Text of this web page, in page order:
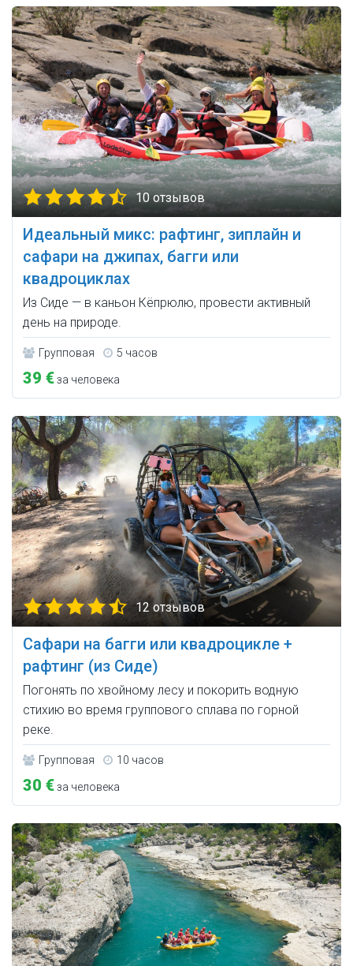
10 отзывов
Идеальный микс: рафтинг, зиплайн и
сафари на джипах, багги или
квадроциклах
Из Сиде — в каньон Кёпрюлю, провести активный
день на природе.
Групповая 5 часов
39 €за человека
12 отзывов
Сафари на багги или квадроцикле +
рафтинг (из Сиде)
Погонять по хвойному лесу и покорить водную
стихию во время группового сплава по горной
реке.
Групповая 10 часов
30 €за человека